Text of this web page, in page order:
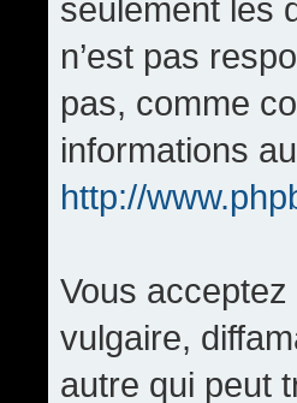
seulement les
n’est pas
pas, comme
informations
http://
Vous
vulgaire,
autre qui peut